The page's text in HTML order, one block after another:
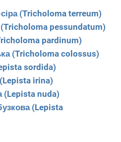
(Tricholoma terreum)
pessundatum)
pardinum)
(Tricholoma colossus)
sordida)
irina)
(Lepista nuda)
(Lepista